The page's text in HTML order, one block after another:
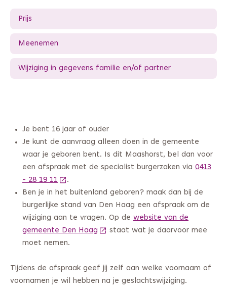
Prijs
Meenemen
Wijziging in gegevens familie en/of partner
Je bent 16 jaar of ouder
Je kunt de aanvraag alleen doen in de gemeente
waar je geboren bent. Is dit Maashorst, bel dan voor
een afspraak met de specialist burgerzaken via 0413
- 28 19 11 (Deze link gaat naar een andere website)
.
Ben je in het buitenland geboren? maak dan bij de
burgerlijke stand van Den Haag een afspraak om de
wijziging aan te vragen. Op de website van de
gemeente Den Haag (Deze link gaat naar een andere
staat wat je daarvoor mee
moet nemen.
Tijdens de afspraak geef jij zelf aan welke voornaam of
voornamen je wil hebben na je geslachtswijziging.